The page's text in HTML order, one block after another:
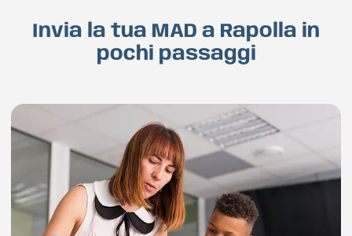
Invia la tua MAD a Rapolla in
pochi passaggi